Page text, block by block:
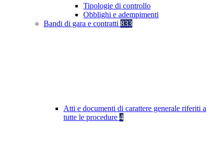
Tipologie di controllo
Obblighi e adempimenti
Bandi di gara e contratti 833
Atti e documenti di carattere generale riferiti a
tutte le procedure 4